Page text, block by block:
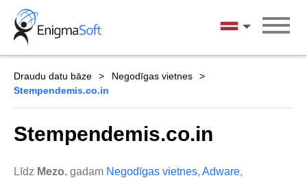
Skip
content
Latviešu
Draudu datu bāze
Negodīgas vietnes
Stempendemis.co.in
Stempendemis.co.in
Līdz Mezo. gadam Negodīgas vietnes, Adware,